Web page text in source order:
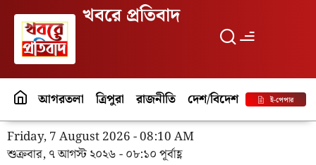
খবরে প্রতিবাদ
আগরতলা ত্রিপুরা রাজনীতি দেশ/বিদেশ পর্যটনই-পেপার
Friday, 7 August 2026 - 08:10 AM
শুক্রবার, ৭ আগস্ট ২০২৬ - ০৮:১০ পূর্বাহ্ণ